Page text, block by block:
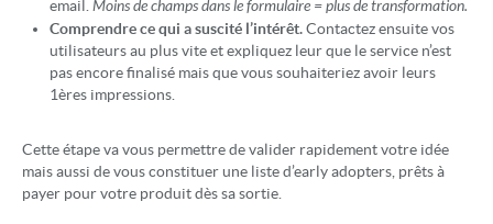
email. Moins de champs dans le formulaire = plus de transformation.
Comprendre ce qui a suscité l’intérêt.Contactez ensuite vos
utilisateurs au plus vite et expliquez leur que le service n’est
pas encore finalisé mais que vous souhaiteriez avoir leurs
1ères impressions.
Cette étape va vous permettre de valider rapidement votre idée
mais aussi de vous constituer une liste d’early adopters, prêts à
payer pour votre produit dès sa sortie.